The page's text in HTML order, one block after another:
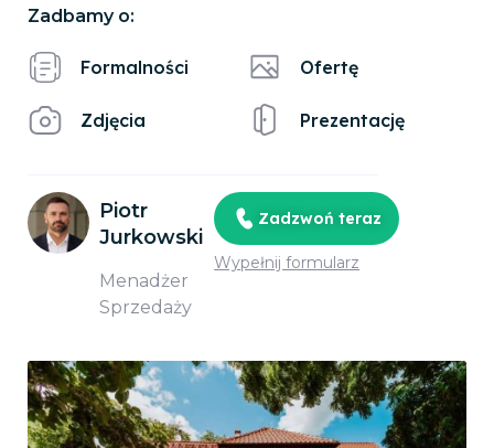
Zadbamy o:
Formalności
Zdjęcia
Ofertę
Prezentację
Piotr
Jurkowski
Menadżer
Sprzedaży
Zadzwoń teraz
Wypełnij formularz